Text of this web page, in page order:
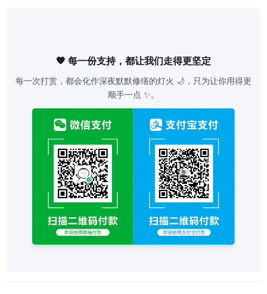
🧡 每一份支持，都让我们走得更坚定
每一次打赏，都会化作深夜默默修缮的灯火 🌙，只为让你用得更
顺手一点 ✨。